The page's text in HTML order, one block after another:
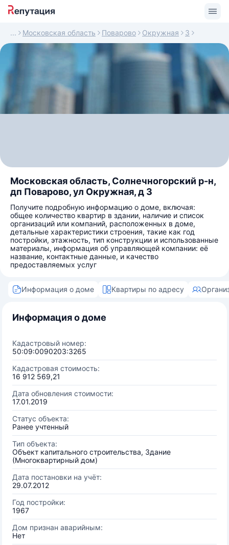
Московская область Поварово Окружная 3
Московская область, Солнечногорский р-н,
дп Поварово, ул Окружная, д 3
Получите подробную информацию о доме, включая:
общее количество квартир в здании, наличие и список
организаций или компаний, расположенных в доме,
детальные характеристики строения, такие как год
постройки, этажность, тип конструкции и использованные
материалы, информация об управляющей компании: её
название, контактные данные, и качество
предоставляемых услуг
Информация о доме Квартиры по адресу
Информация о доме
Кадастровый номер:
50:09:0090203:3265
Кадастровая стоимость:
16 912 569,21
Дата обновления стоимости:
17.01.2019
Статус объекта:
Ранее учтенный
Тип объекта:
Объект капитального строительства, Здание
(Многоквартирный дом)
Дата постановки на учёт:
29.07.2012
Год постройки:
1967
Дом признан аварийным:
Нет